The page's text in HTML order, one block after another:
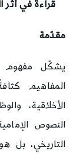
قراءة في أثر
مقدّمة
يشكّل مفهوم
المفاهيم
الأخلاقية،
النصوص
التاريخي، بل